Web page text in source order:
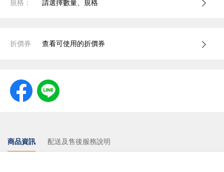
規格： 請選擇數量、規格
折價券 查看可使用的折價券
商品資訊 配送及售後服務說明